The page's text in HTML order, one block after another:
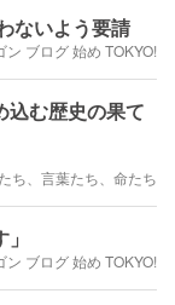
ないよう要請
ン ブログ 始め TOKYO!
込む歴史の果て
ち、言葉たち、命たち
ン ブログ 始め TOKYO!